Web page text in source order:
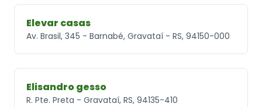
Elevar casas
Av. Brasil, 345 - Barnabé, Gravataí - RS, 94150-000
Elisandro gesso
R. Pte. Preta - Gravataí, RS, 94135-410